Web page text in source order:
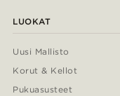
LUOKAT
Uusi Mallisto
Korut & Kellot
Pukuasusteet